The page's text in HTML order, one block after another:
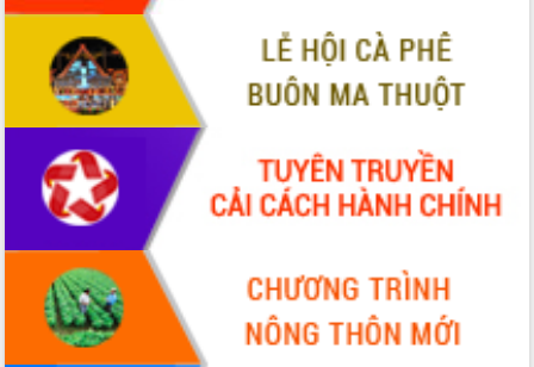
Hội nghị lần thứ tư Ban Chỉ đạo công
tác bầu cử tỉnh Đắk Lắk
Hội nghị Báo cáo viên Trung ương
tháng 01/2026
Phó Thủ tướng Hồ Quốc Dũng đánh giá
cao kết quả Chiến dịch Quang Trung
tại Đắk Lắk
Hội nghị Ban Chấp hành Đảng bộ tỉnh
Đắk Lắk lần thứ 2 (mở rộng)
Tập trung giải phóng mặt bằng, đẩy
nhanh tiến độ Tuyến đường bộ ven
biển
Gỡ khó, khởi công xây dựng, sửa chữa
toàn bộ nhà ở cho hộ dân đúng tiến độ